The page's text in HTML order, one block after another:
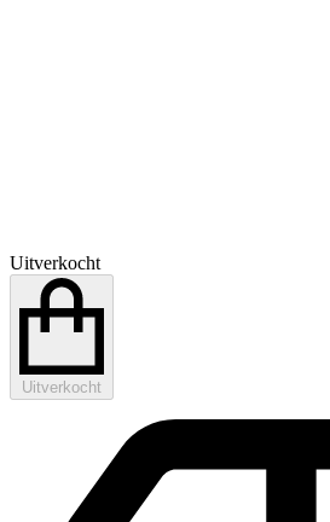
Uitverkocht
Uitverkocht